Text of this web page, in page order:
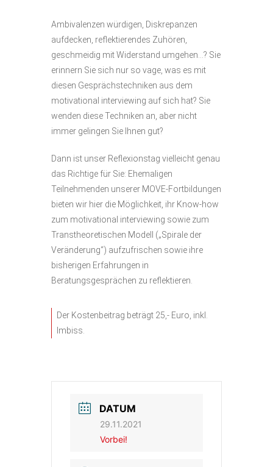
Ambivalenzen würdigen, Diskrepanzen
aufdecken, reflektierendes Zuhören,
geschmeidig mit Widerstand umgehen…? Sie
erinnern Sie sich nur so vage, was es mit
diesen Gesprächstechniken aus dem
motivational interviewing auf sich hat? Sie
wenden diese Techniken an, aber nicht
immer gelingen Sie Ihnen gut?
Dann ist unser Reflexionstag vielleicht genau
das Richtige für Sie: Ehemaligen
Teilnehmenden unserer MOVE-Fortbildungen
bieten wir hier die Möglichkeit, ihr Know-how
zum motivational interviewing sowie zum
Transtheoretischen Modell („Spirale der
Veränderung“) aufzufrischen sowie ihre
bisherigen Erfahrungen in
Beratungsgesprächen zu reflektieren.
Der Kostenbeitrag beträgt 25,- Euro, inkl.
Imbiss.
DATUM
29.11.2021
Vorbei!